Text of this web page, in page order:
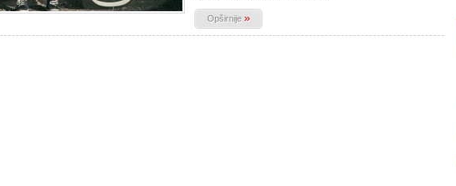
Opširnije »